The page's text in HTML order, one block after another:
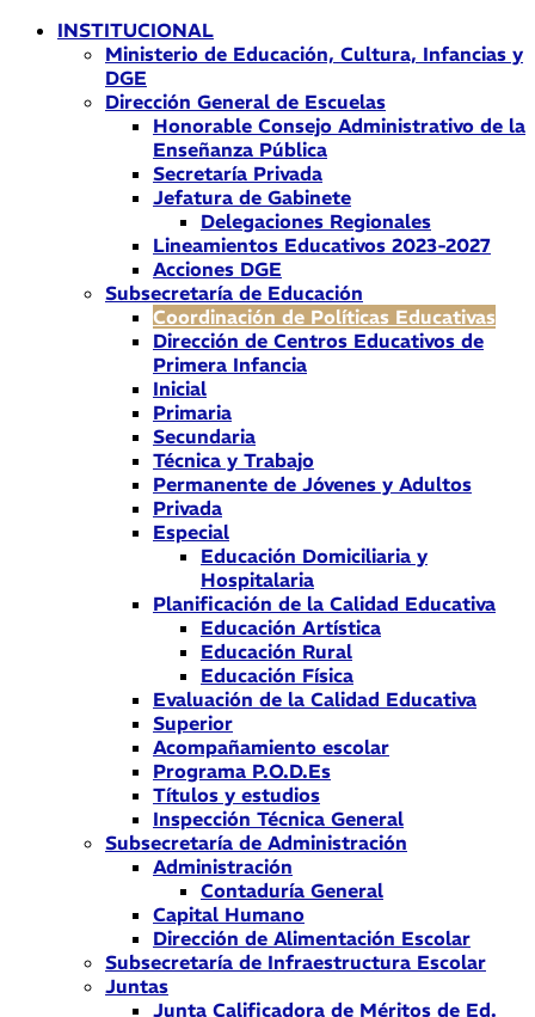
INSTITUCIONAL
Ministerio de Educación, Cultura, Infancias y
DGE
Dirección General de Escuelas
Honorable Consejo Administrativo de la
Enseñanza Pública
Secretaría Privada
Jefatura de Gabinete
Delegaciones Regionales
Lineamientos Educativos 2023-2027
Acciones DGE
Subsecretaría de Educación
Coordinación de Políticas Educativas
Dirección de Centros Educativos de
Primera Infancia
Inicial
Primaria
Secundaria
Técnica y Trabajo
Permanente de Jóvenes y Adultos
Privada
Especial
Educación Domiciliaria y
Hospitalaria
Planificación de la Calidad Educativa
Educación Artística
Educación Rural
Educación Física
Evaluación de la Calidad Educativa
Superior
Acompañamiento escolar
Programa P.O.D.Es
Títulos y estudios
Inspección Técnica General
Subsecretaría de Administración
Administración
Contaduría General
Capital Humano
Dirección de Alimentación Escolar
Subsecretaría de Infraestructura Escolar
Juntas
Junta Calificadora de Méritos de Ed.